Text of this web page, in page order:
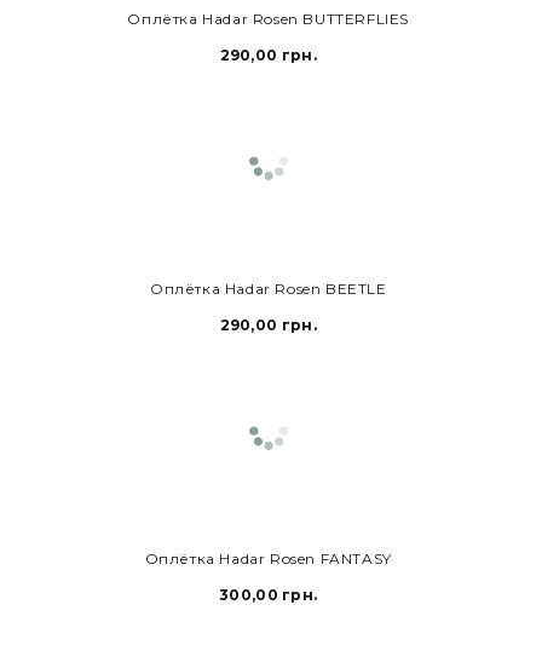
В КОРЗИНУОплётка Hadar Rosen BUTTERFLIES
290,00 грн.
Оплётка Hadar Rosen BEETLE
290,00 грн.
Оплётка Hadar Rosen FANTASY
300,00 грн.